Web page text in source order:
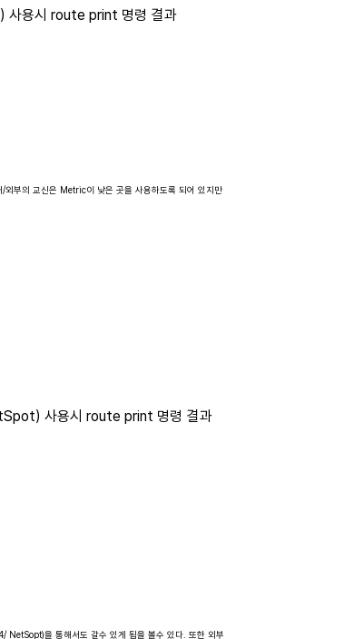
사용시 route print 명령 결과
부의 교신은 Metric이 낮은 곳을 사용하도록 되어 있지만
사용시 route print 명령 결과
을 통해서도 갈수 있게 됨을 볼수 있다. 또한 외부